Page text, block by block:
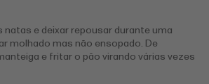
natas e deixar repousar durante uma
molhado mas não ensopado. De
e fritar o pão virando várias vezes